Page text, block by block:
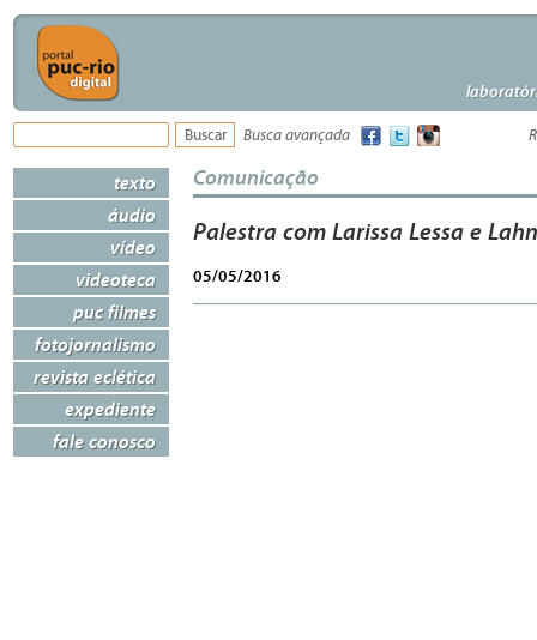
Busca avançada
texto
áudio
vídeo
videoteca
puc filmes
fotojornalismo
revista eclética
expediente
fale conosco
Comunicação
Palestra com Larissa Lessa e
05/05/2016